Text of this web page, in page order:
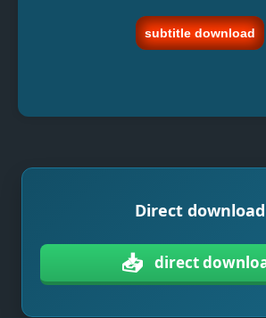
subtitle download
Direct download
📥 direct